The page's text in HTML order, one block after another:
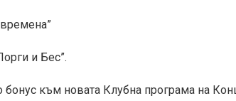
и Бес”.
към новата Клубна програма на